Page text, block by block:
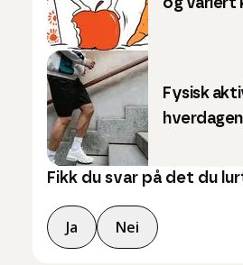
og variert
Fysisk
Fikk du svar på det du
Ja Nei